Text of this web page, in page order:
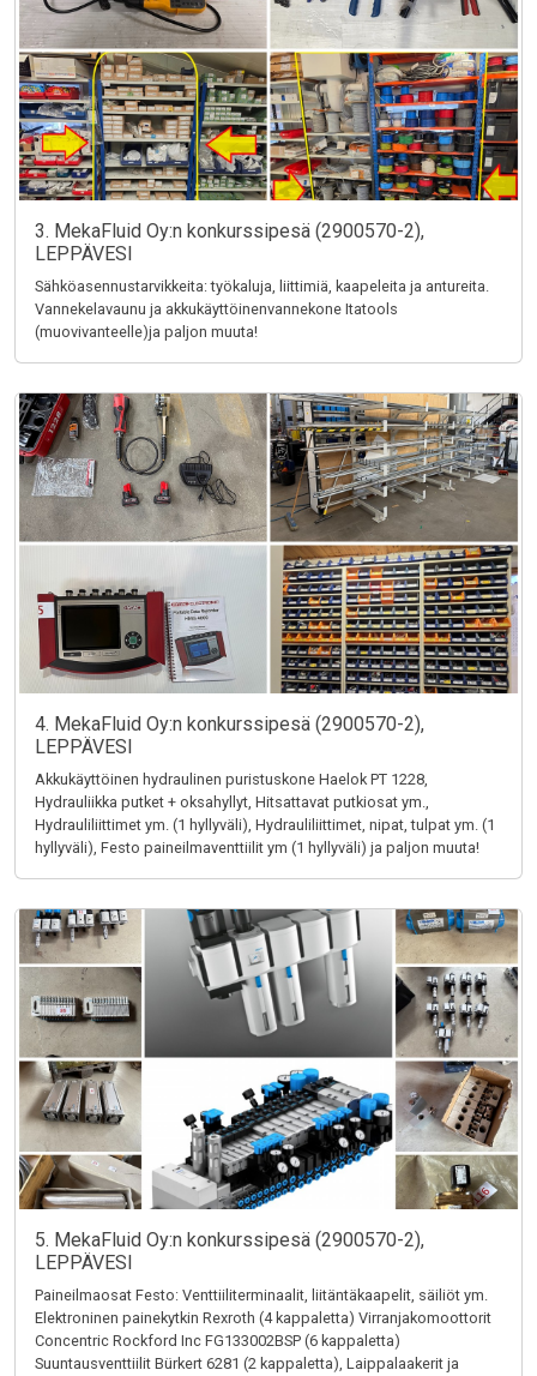
3. MekaFluid Oy:n konkurssipesä (2900570-2),
LEPPÄVESI
Sähköasennustarvikkeita: työkaluja, liittimiä, kaapeleita ja antureita.
Vannekelavaunu ja akkukäyttöinenvannekone Itatools
(muovivanteelle)ja paljon muuta!
4. MekaFluid Oy:n konkurssipesä (2900570-2),
LEPPÄVESI
Akkukäyttöinen hydraulinen puristuskone Haelok PT 1228,
Hydrauliikka putket + oksahyllyt, Hitsattavat putkiosat ym.,
Hydrauliliittimet ym. (1 hyllyväli), Hydrauliliittimet, nipat, tulpat ym. (1
hyllyväli), Festo paineilmaventtiilit ym (1 hyllyväli) ja paljon muuta!
5. MekaFluid Oy:n konkurssipesä (2900570-2),
LEPPÄVESI
Paineilmaosat Festo: Venttiiliterminaalit, liitäntäkaapelit, säiliöt ym.
Elektroninen painekytkin Rexroth (4 kappaletta) Virranjakomoottorit
Concentric Rockford Inc FG133002BSP (6 kappaletta)
Suuntausventtiilit Bürkert 6281 (2 kappaletta), Laippalaakerit ja